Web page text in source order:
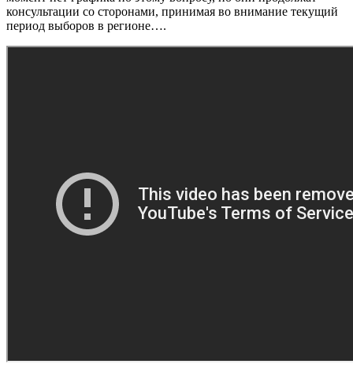
консультации со сторонами, принимая во внимание текущий
период выборов в регионе….